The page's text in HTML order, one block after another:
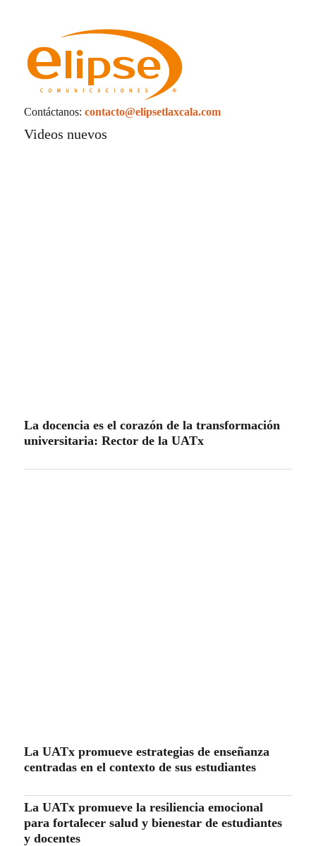
Contáctanos: contacto@elipsetlaxcala.com
Videos nuevos
La docencia es el corazón de la transformación
universitaria: Rector de la UATx
La UATx promueve estrategias de enseñanza
centradas en el contexto de sus estudiantes
La UATx promueve la resiliencia emocional
para fortalecer salud y bienestar de estudiantes
y docentes